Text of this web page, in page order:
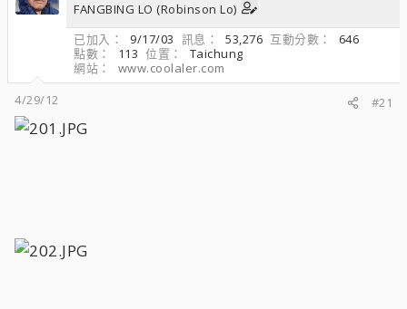
FANGBING LO (Robinson Lo)
已加入
9/17/03 訊息 53,276 互動分數
646
點數
113 位置
Taichung
網站
www.coolaler.com
4/29/12
#21